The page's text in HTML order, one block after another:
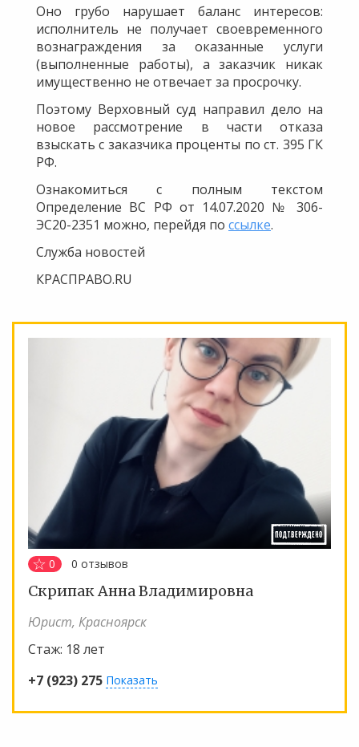
Оно грубо нарушает баланс интересов:
исполнитель не получает своевременного
вознаграждения за оказанные услуги
(выполненные работы), а заказчик никак
имущественно не отвечает за просрочку.
Поэтому Верховный суд направил дело на
новое рассмотрение в части отказа
взыскать с заказчика проценты по ст. 395 ГК
РФ.
Ознакомиться с полным текстом
Определение ВС РФ от 14.07.2020 № 306-
ЭС20-2351 можно, перейдя по ссылке.
Служба новостей
КРАСПРАВО.RU
0 0 отзывов
Скрипак Анна Владимировна
Юрист, Красноярск
Стаж: 18 лет
+7 (923) 275 Показать